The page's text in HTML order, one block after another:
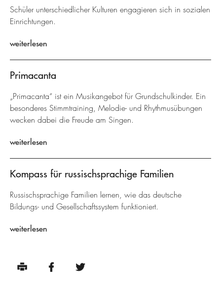
Schüler unterschiedlicher Kulturen engagieren sich in sozialen
Einrichtungen.
weiterlesen
Primacanta
„Primacanta“ ist ein Musikangebot für Grundschulkinder. Ein
besonderes Stimmtraining, Melodie- und Rhythmusübungen
wecken dabei die Freude am Singen.
weiterlesen
Kompass für russischsprachige Familien
Russischsprachige Familien lernen, wie das deutsche
Bildungs- und Gesellschaftssystem funktioniert.
weiterlesen